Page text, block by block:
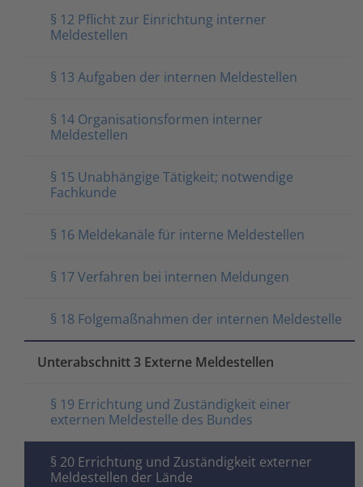
§ 12 Pflicht zur Einrichtung interner
Meldestellen
§ 13 Aufgaben der internen Meldestellen
§ 14 Organisationsformen interner
Meldestellen
§ 15 Unabhängige Tätigkeit; notwendige
Fachkunde
§ 16 Meldekanäle für interne Meldestellen
§ 17 Verfahren bei internen Meldungen
§ 18 Folgemaßnahmen der internen Meldestelle
Unterabschnitt 3 Externe Meldestellen
§ 19 Errichtung und Zuständigkeit einer
externen Meldestelle des Bundes
§ 20 Errichtung und Zuständigkeit externer
Meldestellen der Lände